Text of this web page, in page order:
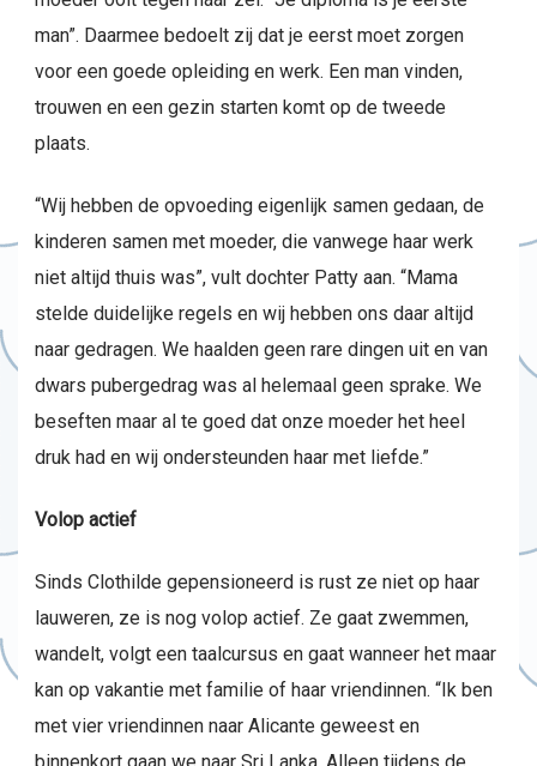
man”. Daarmee bedoelt zij dat je eerst moet zorgen
voor een goede opleiding en werk. Een man vinden,
trouwen en een gezin starten komt op de tweede
plaats.
“Wij hebben de opvoeding eigenlijk samen gedaan, de
kinderen samen met moeder, die vanwege haar werk
niet altijd thuis was”, vult dochter Patty aan. “Mama
stelde duidelijke regels en wij hebben ons daar altijd
naar gedragen. We haalden geen rare dingen uit en van
dwars pubergedrag was al helemaal geen sprake. We
beseften maar al te goed dat onze moeder het heel
druk had en wij ondersteunden haar met liefde.”
Volop actief
Sinds Clothilde gepensioneerd is rust ze niet op haar
lauweren, ze is nog volop actief. Ze gaat zwemmen,
wandelt, volgt een taalcursus en gaat wanneer het maar
kan op vakantie met familie of haar vriendinnen. “Ik ben
met vier vriendinnen naar Alicante geweest en